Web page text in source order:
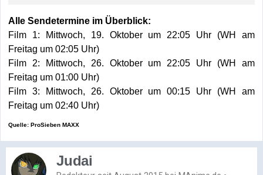
Alle Sendetermine im Überblick:
Film 1: Mittwoch, 19. Oktober um 22:05 Uhr (WH am
Freitag um 02:05 Uhr)
Film 2: Mittwoch, 26. Oktober um 22:05 Uhr (WH am
Freitag um 01:00 Uhr)
Film 3: Mittwoch, 26. Oktober um 00:15 Uhr (WH am
Freitag um 02:40 Uhr)
Quelle: ProSieben MAXX
Judai